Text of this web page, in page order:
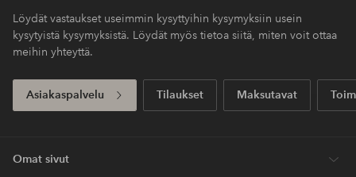
Löydät vastaukset useimmin kysyttyihin kysymyksiin usein
kysytyistä kysymyksistä. Löydät myös tietoa siitä, miten voit ottaa
meihin yhteyttä.
Asiakaspalvelu Tilaukset Maksutavat
Omat sivut